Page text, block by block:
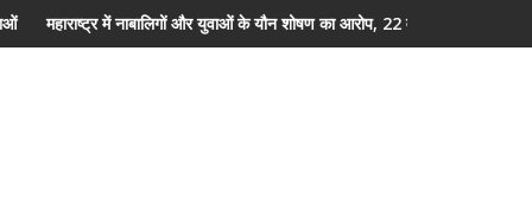
और युवाओं के यौन शोषण का आरोप, 22 वर्षीय युवक गिरफ्तार; फोन में मिले 600 से ज्यादा
पानीपत जंक्शन पर बड़ा हादसा